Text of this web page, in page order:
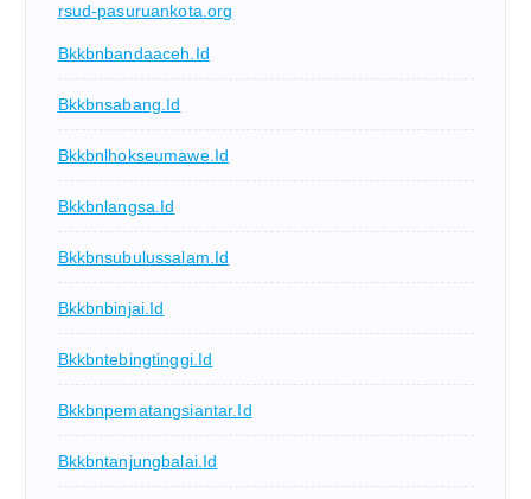
rsud-pasuruankota.org
Bkkbnbandaaceh.id
Bkkbnsabang.id
Bkkbnlhokseumawe.id
Bkkbnlangsa.id
Bkkbnsubulussalam.id
Bkkbnbinjai.id
Bkkbntebingtinggi.id
Bkkbnpematangsiantar.id
Bkkbntanjungbalai.id